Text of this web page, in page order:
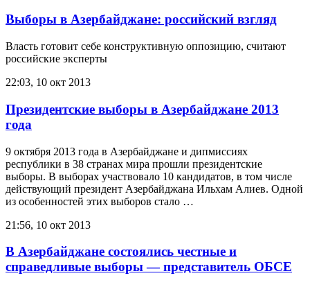
Выборы в Азербайджане: российский взгляд
Власть готовит себе конструктивную оппозицию, считают
российские эксперты
22:03, 10 окт 2013
Президентские выборы в Азербайджане 2013
года
9 октября 2013 года в Азербайджане и дипмиссиях
республики в 38 странах мира прошли президентские
выборы. В выборах участвовало 10 кандидатов, в том числе
действующий президент Азербайджана Ильхам Алиев. Одной
из особенностей этих выборов стало …
21:56, 10 окт 2013
В Азербайджане состоялись честные и
справедливые выборы — представитель ОБСЕ